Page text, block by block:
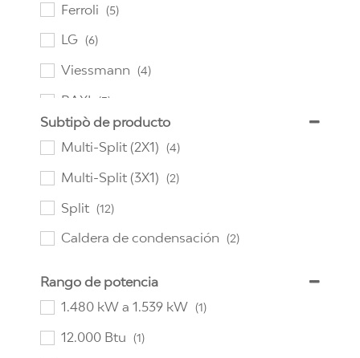
Ferroli (5)
LG (6)
Viessmann (4)
BAXI (3)
Comfee (7)
Subtipò de producto
Multi-Split (2X1) (4)
Multi-Split (3X1) (2)
Split (12)
Caldera de condensación (2)
Rango de potencia
1.480 kW a 1.539 kW (1)
12.000 Btu (1)